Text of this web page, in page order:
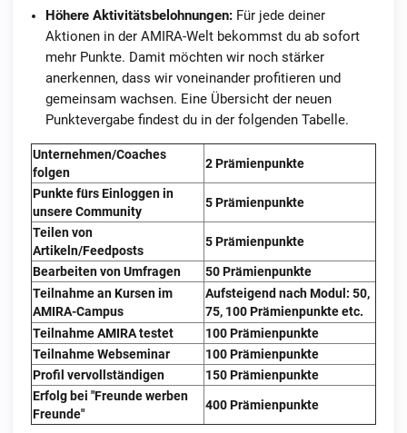
Höhere Aktivitätsbelohnungen: Für jede deiner
Aktionen in der AMIRA-Welt bekommst du ab sofort
mehr Punkte. Damit möchten wir noch stärker
anerkennen, dass wir voneinander profitieren und
gemeinsam wachsen. Eine Übersicht der neuen
Punktevergabe findest du in der folgenden Tabelle.
Unternehmen/Coaches
folgen
2 Prämienpunkte
Punkte fürs Einloggen in
unsere Community
5 Prämienpunkte
Teilen von
Artikeln/Feedposts
5 Prämienpunkte
Bearbeiten von Umfragen
50 Prämienpunkte
Teilnahme an Kursen im
AMIRA-Campus
Aufsteigend nach Modul: 50,
75, 100 Prämienpunkte etc.
Teilnahme AMIRA testet
100 Prämienpunkte
Teilnahme Webseminar
100 Prämienpunkte
Profil vervollständigen
150 Prämienpunkte
Erfolg bei "Freunde werben
Freunde"
400 Prämienpunkte